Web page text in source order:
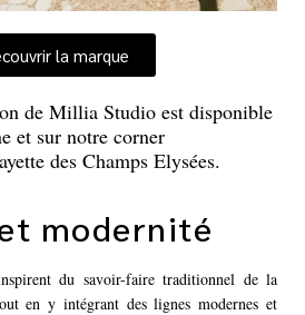
la marque
de Millia Studio est disponible
et sur notre corner
des Champs Elysées.
modernité
du savoir-faire traditionnel de la
en y intégrant des lignes modernes et